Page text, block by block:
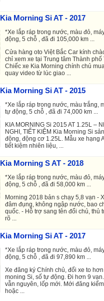
Kia Morning Si AT - 2017
*Xe lắp ráp trong nước, màu đỏ,
động, 5 chỗ , đã đi 105,000 km ...
Cửa hàng oto Việt Bắc Car kính
chỉ xem xe tại Trung tâm Thành
Chiếc xe Kia Morning chính chủ
quay video từ lúc giao ...
Kia Morning Si AT - 2015
*Xe lắp ráp trong nước, màu trắng,
tự động, 5 chỗ , đã đi 74,000 km ...
KIA MORNING Si 2015 AT 1.25L –
NGHI, TIẾT KIỆM Kia Morning Si
động, động cơ 1.25L. Mẫu xe hạng
tiết kiệm nhiên liệu, ...
Kia Morning S AT - 2018
*Xe lắp ráp trong nước, màu đỏ,
động, 5 chỗ , đã đi 58,000 km ...
Morning 2018 bản s chạy 5,8 vạn -
đâm đụng, không ngập nước, bao
quốc. - Hỗ trợ sang tên đổi chủ, thủ
rõ ...
Kia Morning Si AT - 2017
*Xe lắp ráp trong nước, màu đỏ,
động, 5 chỗ , đã đi 97,890 km ...
Xe đăng ký Chính chủ, đổi xe to
moning Si, số tự động. Đi hơn 9
vẫn nguyên, lốp mới. Mới đăng
hoặc ...